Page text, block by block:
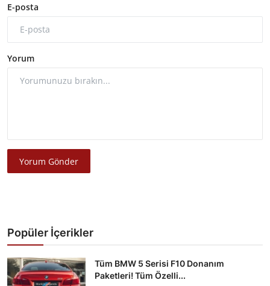
E-posta
Yorum
Yorum Gönder
Popüler İçerikler
Tüm BMW 5 Serisi F10 Donanım
Paketleri! Tüm Özelli...